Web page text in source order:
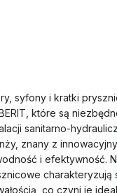
syfony i kratki
które są
sanitarno-
znany z
i efektywność.
charakteryzują
co czyni je